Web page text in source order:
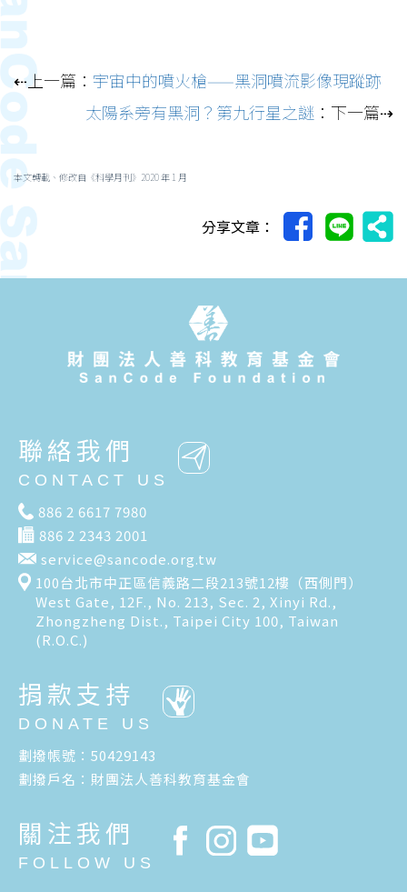
⇠上一篇： 宇宙中的噴火槍——黑洞噴流影像現蹤跡
太陽系旁有黑洞？第九行星之謎 ：下一篇⇢
本文轉載、修改自《科學月刊》2020 年 1 月
分享文章：
聯絡我們
CONTACT US
886 2 6617 7980
886 2 2343 2001
service@sancode.org.tw
100台北市中正區信義路二段213號12樓（西側門）
West Gate, 12F., No. 213, Sec. 2, Xinyi Rd.,
Zhongzheng Dist., Taipei City 100, Taiwan
(R.O.C.)
捐款支持
DONATE US
劃撥帳號：50429143
劃撥戶名：財團法人善科教育基金會
關注我們
FOLLOW US